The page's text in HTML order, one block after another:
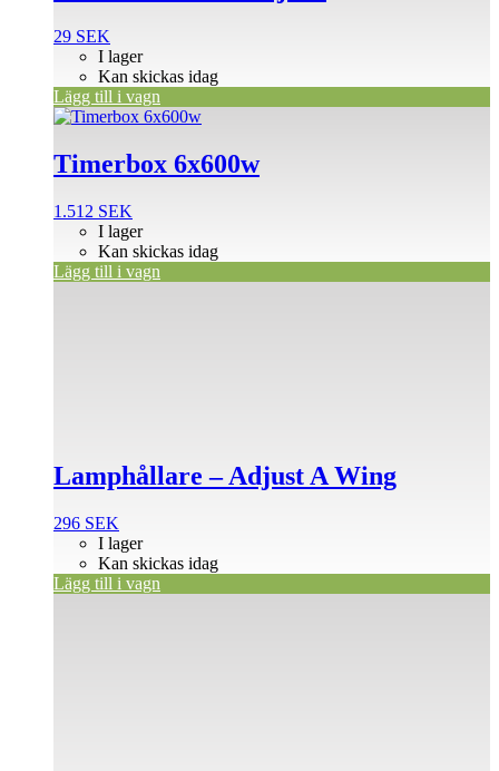
29 SEK
I lager
Kan skickas idag
Lägg till i vagn
Timerbox 6x600w
1.512 SEK
I lager
Kan skickas idag
Lägg till i vagn
Lamphållare – Adjust A Wing
296 SEK
I lager
Kan skickas idag
Lägg till i vagn